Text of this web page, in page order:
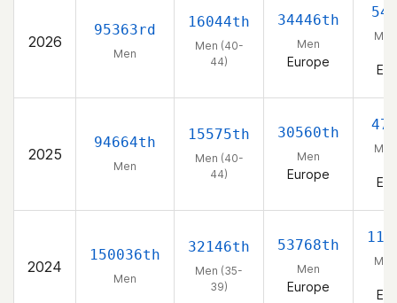
2026
95363rd
Men
16044th
Men (40-
44)
34446th
Men
Europe
2025
94664th
Men
15575th
Men (40-
44)
30560th
Men
Europe
2024
150036th
Men
32146th
Men (35-
39)
53768th
Men
Europe